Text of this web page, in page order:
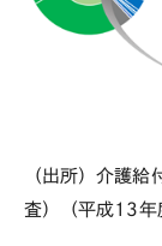
（出所）介護
査）（平成13年